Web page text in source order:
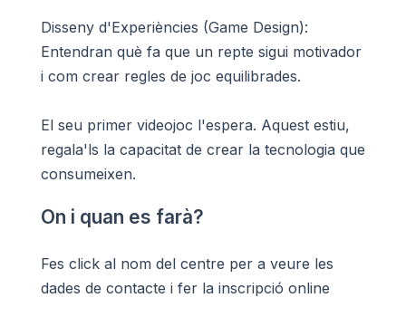
Disseny d'Experiències (Game Design):
Entendran què fa que un repte sigui motivador
i com crear regles de joc equilibrades.
El seu primer videojoc l'espera. Aquest estiu,
regala'ls la capacitat de crear la tecnologia que
consumeixen.
On i quan es farà?
Fes click al nom del centre per a veure les
dades de contacte i fer la inscripció online